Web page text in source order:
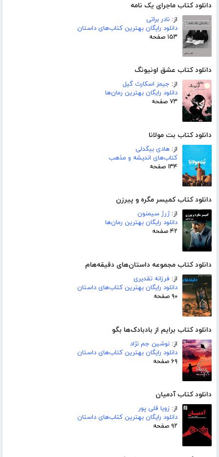
دانلود کتاب ماجرای یک نامه
از: نادر براتی
دانلود رایگان بهترین کتاب‌های داستان
۱۵۳ صفحه
دانلود کتاب عشق اونیونگ
از: جیمز اسکارث گیل
دانلود رایگان بهترین رمان‌ها
۷۳ صفحه
دانلود کتاب بت مولانا
از: هادی بیگدلی
کتاب‌های اندیشه و مذهب
۱۳۴ صفحه
دانلود کتاب کمیسر مگره و پیرزن
از:ژرژ سیمنون
دانلود رایگان بهترین رمان‌ها
۴۲ صفحه
دانلود کتاب مجموعه داستان‌های دقیقه‌هام
از: فرزانه تقدیری
دانلود رایگان بهترین کتاب‌های داستان
۹۰ صفحه
دانلود کتاب برایم از بادبادک‌ها بگو
از: نوشین جم نژاد
دانلود رایگان بهترین کتاب‌های داستان
۶۹ صفحه
دانلود کتاب آدمیان
از: زویا قلی پور
دانلود رایگان بهترین کتاب‌های داستان
۹۲ صفحه